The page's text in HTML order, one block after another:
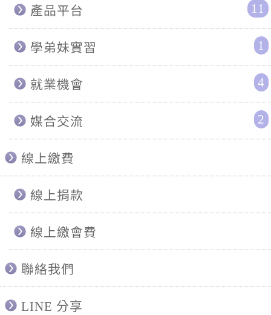
11
產品平台
1
學弟妹實習
4
就業機會
2
媒合交流
線上繳費
線上捐款
線上繳會費
聯絡我們
LINE 分享